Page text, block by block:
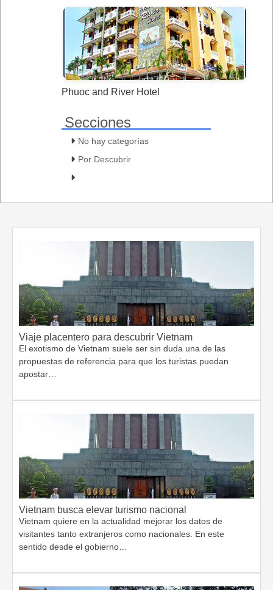
Phuoc and River Hotel
Secciones
No hay categorías
Por Descubrir
Viaje placentero para descubrir Vietnam
El exotismo de Vietnam suele ser sin duda una de las
propuestas de referencia para que los turistas puedan
apostar…
Vietnam busca elevar turismo nacional
Vietnam quiere en la actualidad mejorar los datos de
visitantes tanto extranjeros como nacionales. En este
sentido desde el gobierno…